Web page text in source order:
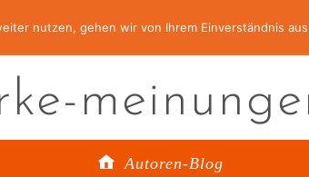
Autoren-Blog
nutzen, gehen wir von Ihrem Einverständnis